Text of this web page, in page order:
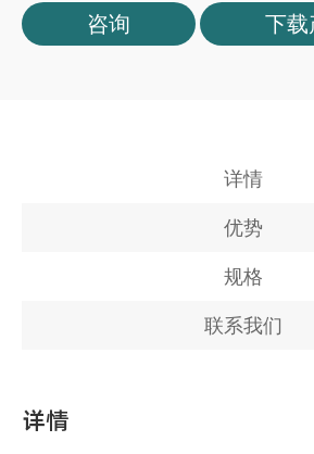
咨询 下
详情
优势
规格
联系我们
详情